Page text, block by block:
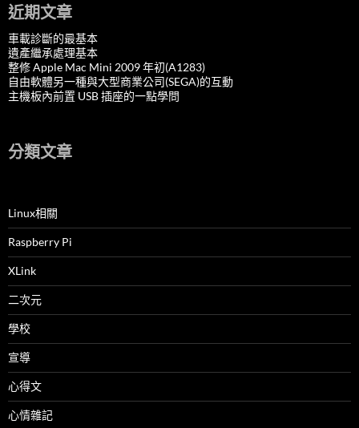
近期文章
車載診斷的最基本
遺產繼承處理基本
整修 Apple Mac Mini 2009 年初(A1283)
自由軟體另一種與大型商業公司(SEGA)的互動
主機板內前置 USB 插座的一點學問
分類文章
Linux相關
Raspberry Pi
XLink
二次元
學校
宣導
心得文
心情雜記